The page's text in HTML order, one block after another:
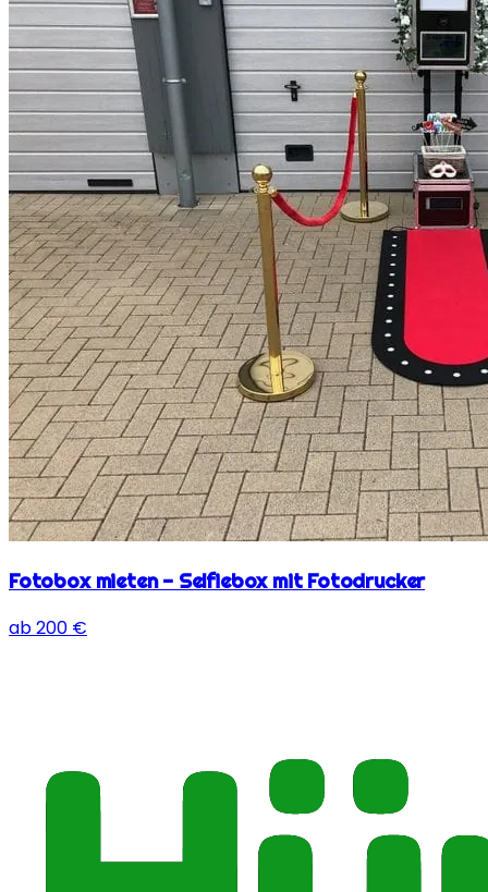
Fotobox mieten - Selfiebox mit Fotodrucker
ab200 €